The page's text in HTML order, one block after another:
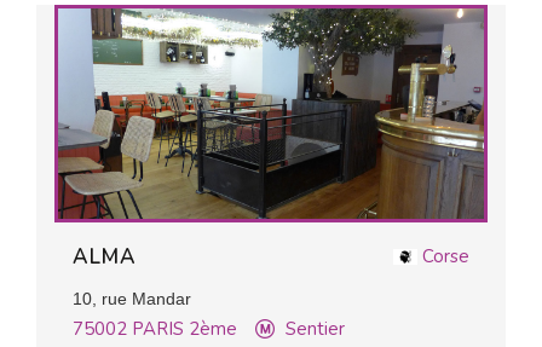
Corse
ALMA
10, rue Mandar
75002 PARIS 2ème
Sentier